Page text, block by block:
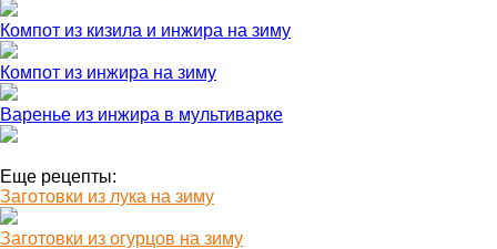
Компот из кизила и инжира на зиму
Компот из инжира на зиму
Варенье из инжира в мультиварке
Еще рецепты:
Заготовки из лука на зиму
Заготовки из огурцов на зиму